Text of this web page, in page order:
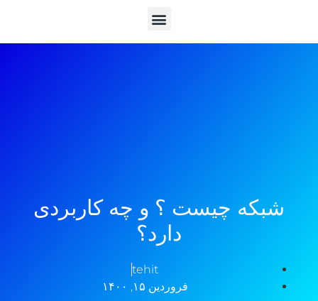
شبکه چیست ؟ و چه کاربردی
دارد؟
tehit
فروردین ۱۵, ۱۴۰۰